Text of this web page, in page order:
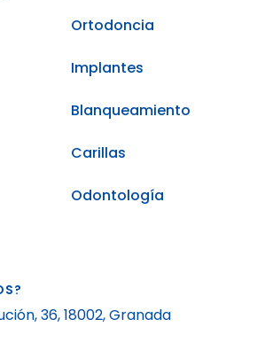
Ortodoncia
Implantes
Blanqueamiento
Carillas
Odontología
36, 18002, Granada